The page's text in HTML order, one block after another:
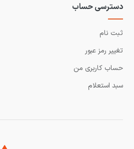
دسترسی حساب
ثبت نام
تغییر رمز عبور
حساب کاربری من
سبد استعلام